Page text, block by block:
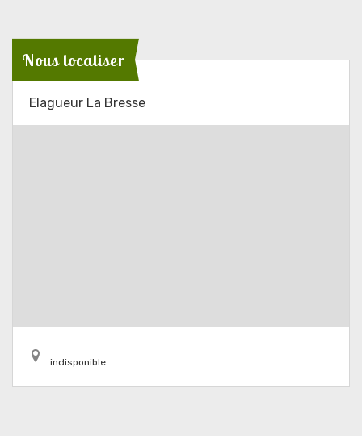
Nous localiser
Elagueur La Bresse
indisponible